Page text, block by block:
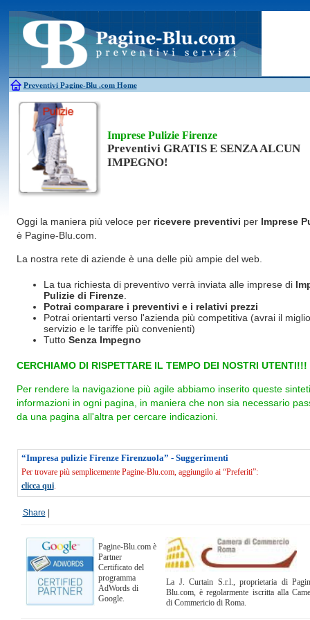
Preventivi Pagine-Blu .com Home
Antifurti
Allarme
Bagni chimici
Edilizia Giardinieri
Caldaie
Falegnami Idraulici
Canne fumarie
Parquet
Imprese Pulizie Firenze
Preventivi GRATIS E SENZA ALCUN
IMPEGNO!
Oggi la maniera più veloce per ricevere preventivi per Imprese
è Pagine-Blu.com.
La nostra rete di aziende è una delle più ampie del web.
La tua richiesta di preventivo verrà inviata alle imprese di
Pulizie di Firenze.
Potrai comparare i preventivi e i relativi prezzi
Potrai orientarti verso l'azienda più competitiva (avrai il
servizio e le tariffe più convenienti)
Tutto Senza Impegno
CERCHIAMO DI RISPETTARE IL TEMPO DEI NOSTRI UTENTI!!!
Per rendere la navigazione più agile abbiamo inserito queste
informazioni in ogni pagina, in maniera che non sia necessario
da una pagina all'altra per cercare indicazioni.
“Impresa pulizie Firenze Firenzuola” - Suggerimenti
Per trovare più semplicemente Pagine-Blu.com, aggiungilo ai “Preferiti”:
clicca qui.
Share
Pagine-Blu.com è
Partner
Certificato del
programma
AdWords di
Google.
La J. Curtain S.r.l., proprietaria di
Blu.com, è regolarmente iscritta alla
di Commericio di Roma.